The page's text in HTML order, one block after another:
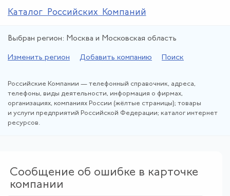
Каталог Российских Компаний
Выбран регион: Москва и Московская область
Изменить регион Добавить компанию Поиск
Российские Компании — телефонный справочник, адреса,
телефоны, виды деятельности, информация о фирмах,
организациях, компаниях России (жёлтые страницы); товары
и услуги предприятий Российской Федерации; каталог интернет
ресурсов.
Сообщение об ошибке в карточке
компании